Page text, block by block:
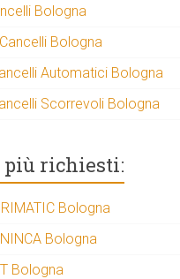
Bologna
Bologna
Automatici Bologna
Scorrevoli Bologna
più richiesti:
Bologna
Bologna
Bologna